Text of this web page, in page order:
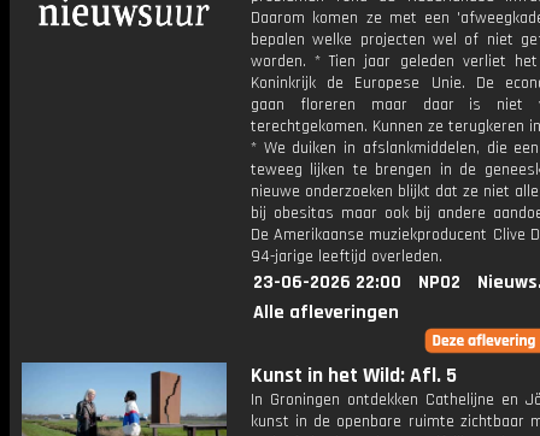
Daarom komen ze met een
bepalen welke projecten wel of niet
worden. * Tien jaar geleden verliet het
Koninkrijk de Europese Unie. De
gaan floreren maar daar is niet
terechtgekomen. Kunnen ze terugkeren
* We duiken in afslankmiddelen, die
teweeg lijken te brengen in de
nieuwe onderzoeken blijkt dat ze niet
bij obesitas maar ook bij andere
De Amerikaanse muziekproducent Clive
94-jarige leeftijd overleden.
23-06-2026 22:00 NPO2
Alle afleveringen
Kunst in het Wild: Afl. 5
In Groningen ontdekken Cathelijne en
kunst in de openbare ruimte zichtbaar